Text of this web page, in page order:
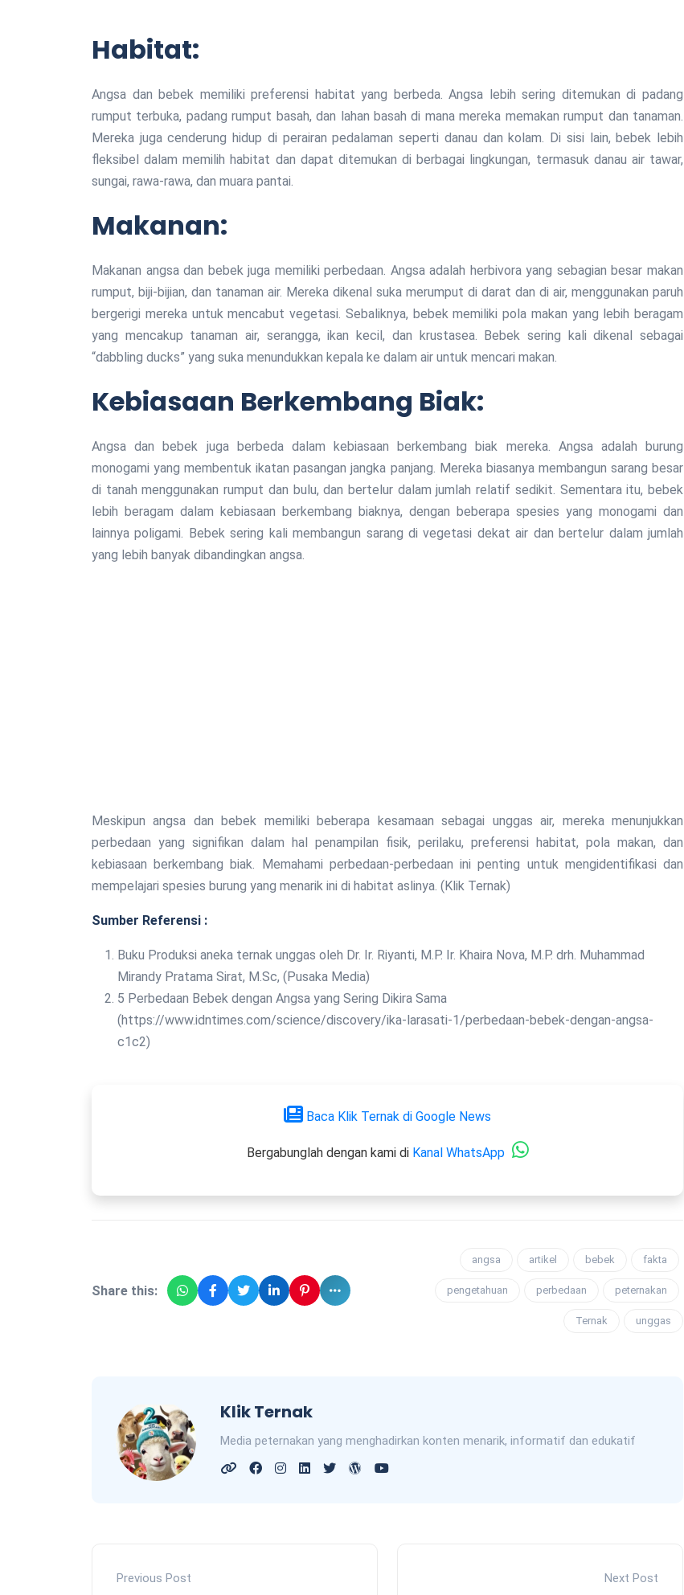
Habitat:
Angsa dan bebek memiliki preferensi habitat yang berbeda. Angsa lebih sering ditemukan di padang
rumput terbuka, padang rumput basah, dan lahan basah di mana mereka memakan rumput dan tanaman.
Mereka juga cenderung hidup di perairan pedalaman seperti danau dan kolam. Di sisi lain, bebek lebih
fleksibel dalam memilih habitat dan dapat ditemukan di berbagai lingkungan, termasuk danau air tawar,
sungai, rawa-rawa, dan muara pantai.
Makanan:
Makanan angsa dan bebek juga memiliki perbedaan. Angsa adalah herbivora yang sebagian besar makan
rumput, biji-bijian, dan tanaman air. Mereka dikenal suka merumput di darat dan di air, menggunakan paruh
bergerigi mereka untuk mencabut vegetasi. Sebaliknya, bebek memiliki pola makan yang lebih beragam
yang mencakup tanaman air, serangga, ikan kecil, dan krustasea. Bebek sering kali dikenal sebagai
“dabbling ducks” yang suka menundukkan kepala ke dalam air untuk mencari makan.
Kebiasaan Berkembang Biak:
Angsa dan bebek juga berbeda dalam kebiasaan berkembang biak mereka. Angsa adalah burung
monogami yang membentuk ikatan pasangan jangka panjang. Mereka biasanya membangun sarang besar
di tanah menggunakan rumput dan bulu, dan bertelur dalam jumlah relatif sedikit. Sementara itu, bebek
lebih beragam dalam kebiasaan berkembang biaknya, dengan beberapa spesies yang monogami dan
lainnya poligami. Bebek sering kali membangun sarang di vegetasi dekat air dan bertelur dalam jumlah
yang lebih banyak dibandingkan angsa.
Meskipun angsa dan bebek memiliki beberapa kesamaan sebagai unggas air, mereka menunjukkan
perbedaan yang signifikan dalam hal penampilan fisik, perilaku, preferensi habitat, pola makan, dan
kebiasaan berkembang biak. Memahami perbedaan-perbedaan ini penting untuk mengidentifikasi dan
mempelajari spesies burung yang menarik ini di habitat aslinya. (Klik Ternak)
Sumber Referensi :
Buku Produksi aneka ternak unggas oleh Dr. Ir. Riyanti, M.P. Ir. Khaira Nova, M.P. drh. Muhammad
Mirandy Pratama Sirat, M.Sc, (Pusaka Media)
5 Perbedaan Bebek dengan Angsa yang Sering Dikira Sama
(https://www.idntimes.com/science/discovery/ika-larasati-1/perbedaan-bebek-dengan-angsa-
c1c2)
Baca Klik Ternak di Google News
Bergabunglah dengan kami di Kanal WhatsApp
Share this:
angsa artikel bebek fakta
pengetahuan perbedaan peternakan
Ternak unggas
Klik Ternak
Media peternakan yang menghadirkan konten menarik, informatif dan edukatif
Previous Post Next Post